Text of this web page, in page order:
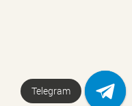
Telegram